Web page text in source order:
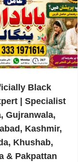
Black
| Specialist
Gujranwala,
Kashmir,
Khushab,
& Pakpattan